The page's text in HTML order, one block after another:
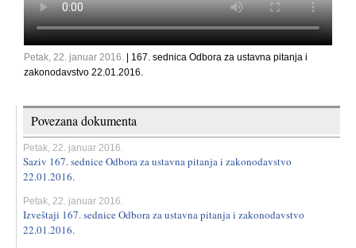
Petak, 22. januar 2016.
| 167. sednica Odbora za ustavna pitanja i
zakonodavstvo 22.01.2016.
Povezana dokumenta
Petak, 22. januar 2016.
Saziv 167. sednice Odbora za ustavna pitanja i zakonodavstvo
22.01.2016.
Petak, 22. januar 2016.
Izveštaji 167. sednice Odbora za ustavna pitanja i zakonodavstvo
22.01.2016.